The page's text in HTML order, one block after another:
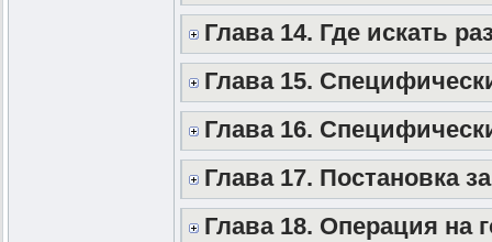
Глава 14. Где искать
Глава 15.
Глава 16.
Глава 17. Постановка
Глава 18. Операция на